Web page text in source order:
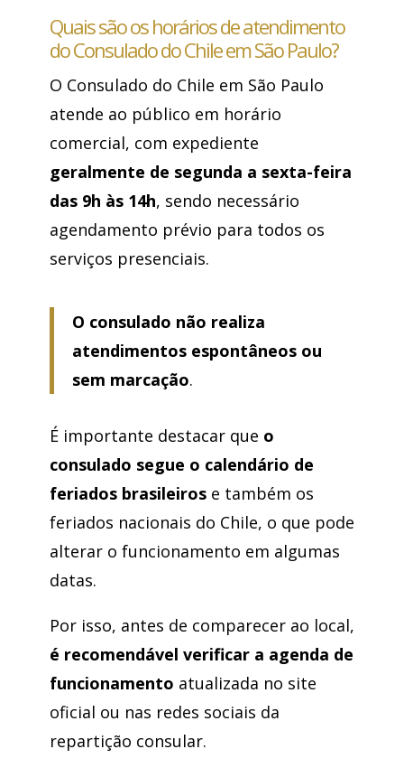
Quais são os horários de atendimento
do Consulado do Chile em São Paulo?
O Consulado do Chile em São Paulo
atende ao público em horário
comercial, com expediente
geralmente de segunda a sexta-feira
das 9h às 14h, sendo necessário
agendamento prévio para todos os
serviços presenciais.
O consulado não realiza
atendimentos espontâneos ou
sem marcação.
É importante destacar que o
consulado segue o calendário de
feriados brasileirose também os
feriados nacionais do Chile, o que pode
alterar o funcionamento em algumas
datas.
Por isso, antes de comparecer ao local,
é recomendável verificar a agenda de
funcionamento atualizada no site
oficial ou nas redes sociais da
repartição consular.